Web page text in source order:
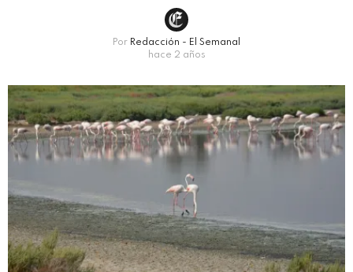
Por Redacción - El Semanal
hace 2 años